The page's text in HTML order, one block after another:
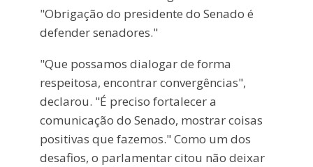
"Obrigação do presidente do Senado é
defender senadores."
"Que possamos dialogar de forma
respeitosa, encontrar convergências",
declarou. "É preciso fortalecer a
comunicação do Senado, mostrar coisas
positivas que fazemos." Como um dos
desafios, o parlamentar citou não deixar